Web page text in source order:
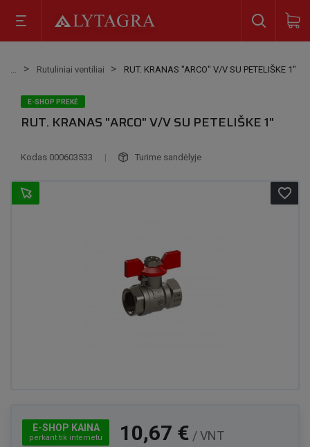
Rutuliniai ventiliai RUT. KRANAS "ARCO" V/V SU PETELIŠKE 1"
E-SHOP PREKĖ
RUT. KRANAS "ARCO" V/V SU PETELIŠKE 1"
Kodas 000603533 | Turime sandėlyje
favorite_border
E-SHOP KAINA
perkant tik internetu 10,67 € / VNT